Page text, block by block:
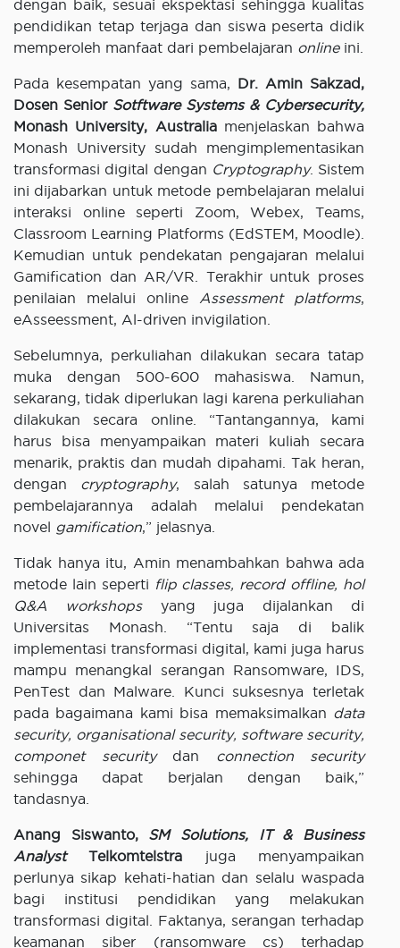
dengan baik, sesuai ekspektasi sehingga kualitas
pendidikan tetap terjaga dan siswa peserta didik
memperoleh manfaat dari pembelajaran onlineini.
Pada kesempatan yang sama, Dr. Amin Sakzad,
Dosen SeniorSotftware Systems & Cybersecurity,
Monash University, Australiamenjelaskan bahwa
Monash University sudah mengimplementasikan
transformasi digital dengan Cryptography. Sistem
ini dijabarkan untuk metode pembelajaran melalui
interaksi online seperti Zoom, Webex, Teams,
Classroom Learning Platforms (EdSTEM, Moodle).
Kemudian untuk pendekatan pengajaran melalui
Gamification dan AR/VR. Terakhir untuk proses
penilaian melalui online Assessment platforms,
eAsseessment, Al-driven invigilation.
Sebelumnya, perkuliahan dilakukan secara tatap
muka dengan 500-600 mahasiswa. Namun,
sekarang, tidak diperlukan lagi karena perkuliahan
dilakukan secara online. “Tantangannya, kami
harus bisa menyampaikan materi kuliah secara
menarik, praktis dan mudah dipahami. Tak heran,
dengan cryptography, salah satunya metode
pembelajarannya adalah melalui pendekatan
novel gamification,” jelasnya.
Tidak hanya itu, Amin menambahkan bahwa ada
metode lain seperti flip classes, record offline, hol
Q&A workshopsyang juga dijalankan di
Universitas Monash. “Tentu saja di balik
implementasi transformasi digital, kami juga harus
mampu menangkal serangan Ransomware, IDS,
PenTest dan Malware. Kunci suksesnya terletak
pada bagaimana kami bisa memaksimalkan data
security, organisational security, software security,
componet securitydan connection security
sehingga dapat berjalan dengan baik,”
tandasnya.
Anang Siswanto, SM Solutions, IT & Business
AnalystTelkomtelstra juga menyampaikan
perlunya sikap kehati-hatian dan selalu waspada
bagi institusi pendidikan yang melakukan
transformasi digital. Faktanya, serangan terhadap
keamanan siber (ransomware cs) terhadap